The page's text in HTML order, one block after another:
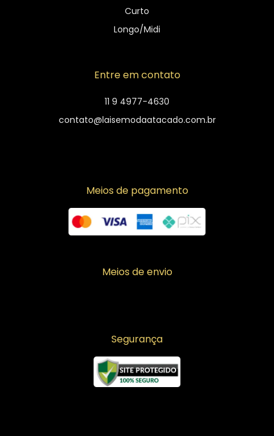
Curto
Longo/Midi
Entre em contato
11 9 4977-4630
contato@laisemodaatacado.com.br
Meios de pagamento
Meios de envio
Segurança